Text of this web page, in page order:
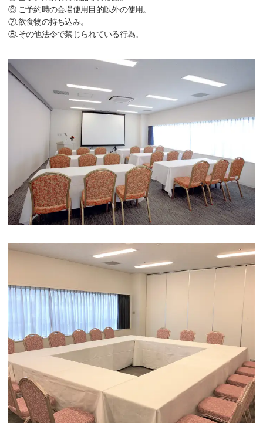
⑥.ご予約時の会場使用目的以外の使用。
⑦.飲食物の持ち込み。
⑧.その他法令で禁じられている行為。